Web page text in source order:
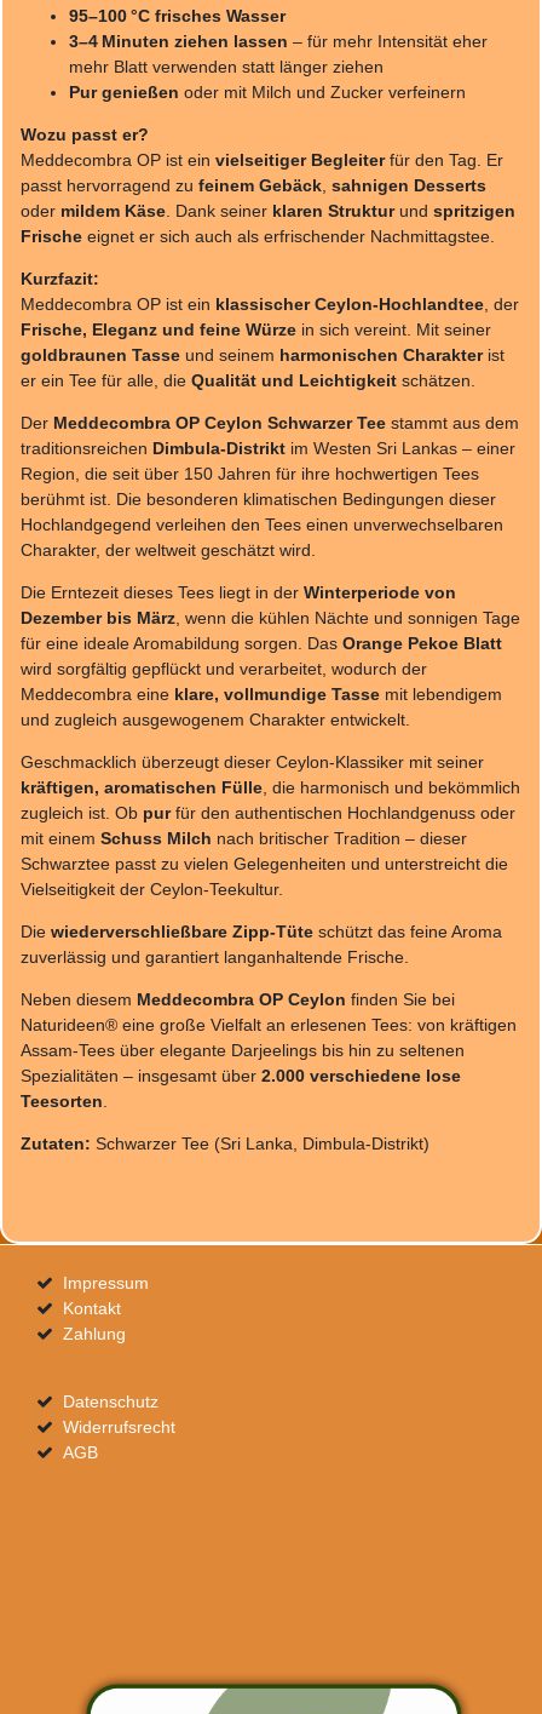
95–100 °C frisches Wasser
3–4 Minuten ziehen lassen – für mehr Intensität eher
mehr Blatt verwenden statt länger ziehen
Pur genießen oder mit Milch und Zucker verfeinern
Wozu passt er?
Meddecombra OP ist ein vielseitiger Begleiterfür den Tag. Er
passt hervorragend zu feinem Gebäck sahnigen Desserts
oder mildem Käse . Dank seiner klaren Strukturund spritzigen
Frische eignet er sich auch als erfrischender Nachmittagstee.
Kurzfazit:
Meddecombra OP ist ein klassischer Ceylon-Hochlandtee , der
Frische, Eleganz und feine Würze in sich vereint. Mit seiner
goldbraunen Tasse und seinem harmonischen Charakterist
er ein Tee für alle, die Qualität und Leichtigkeit schätzen.
Der Meddecombra OP Ceylon Schwarzer Tee stammt aus dem
traditionsreichen Dimbula-Distrikt im Westen Sri Lankas – einer
Region, die seit über 150 Jahren für ihre hochwertigen Tees
berühmt ist. Die besonderen klimatischen Bedingungen dieser
Hochlandgegend verleihen den Tees einen unverwechselbaren
Charakter, der weltweit geschätzt wird.
Die Erntezeit dieses Tees liegt in der Winterperiode von
Dezember bis März , wenn die kühlen Nächte und sonnigen Tage
für eine ideale Aromabildung sorgen. Das Orange Pekoe Blatt
wird sorgfältig gepflückt und verarbeitet, wodurch der
Meddecombra eine klare, vollmundige Tasse mit lebendigem
und zugleich ausgewogenem Charakter entwickelt.
Geschmacklich überzeugt dieser Ceylon-Klassiker mit seiner
kräftigen, aromatischen Fülle , die harmonisch und bekömmlich
zugleich ist. Ob purfür den authentischen Hochlandgenuss oder
mit einem Schuss Milch nach britischer Tradition – dieser
Schwarztee passt zu vielen Gelegenheiten und unterstreicht die
Vielseitigkeit der Ceylon-Teekultur.
Die wiederverschließbare Zipp-Tüte schützt das feine Aroma
zuverlässig und garantiert langanhaltende Frische.
Neben diesem Meddecombra OP Ceylon finden Sie bei
Naturideen® eine große Vielfalt an erlesenen Tees: von kräftigen
Assam-Tees über elegante Darjeelings bis hin zu seltenen
Spezialitäten – insgesamt über 2.000 verschiedene lose
Teesorten
Zutaten: Schwarzer Tee (Sri Lanka, Dimbula-Distrikt)
Impressum
Kontakt
Zahlung
Datenschutz
Widerrufsrecht
AGB